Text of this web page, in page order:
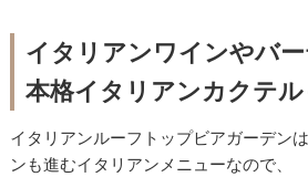
イタリアンワインやバ
本格イタリアンカクテ
イタリアンルーフトップビアガーデン
ンも進むイタリアンメニューなので、